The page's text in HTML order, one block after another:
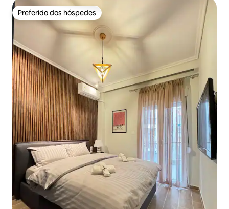
Preferido dos hóspedes
Preferido dos hóspedes